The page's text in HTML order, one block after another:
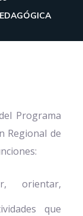
Programa
Regional de
orientar,
que